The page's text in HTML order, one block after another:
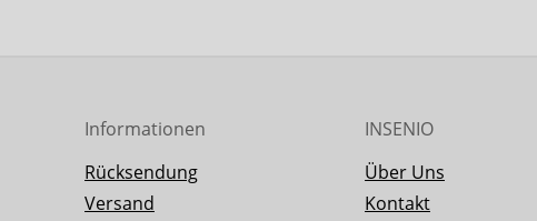
Informationen
Rücksendung
Versand
INSENIO
Über Uns
Kontakt